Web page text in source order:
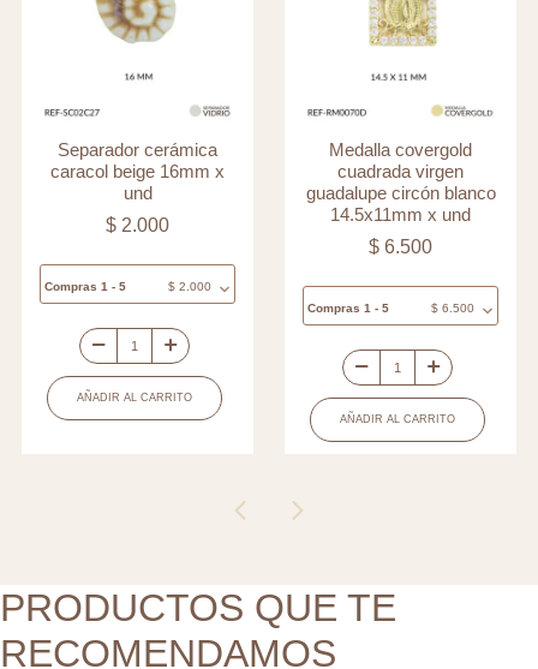
Separador cerámica
caracol beige 16mm x
und
$ 2.000
Compras 1 - 5 $2.000
Separador
cerámica
caracol
AÑADIR AL CARRITO
Medalla covergold
cuadrada virgen
guadalupe circón blanco
14.5x11mm x und
$ 6.500
Compras 1 - 5 $6.500
Medalla
covergold
cuadrada
14.5x11mm
AÑADIR AL CARRITO
PRODUCTOS QUE TE
RECOMENDAMOS